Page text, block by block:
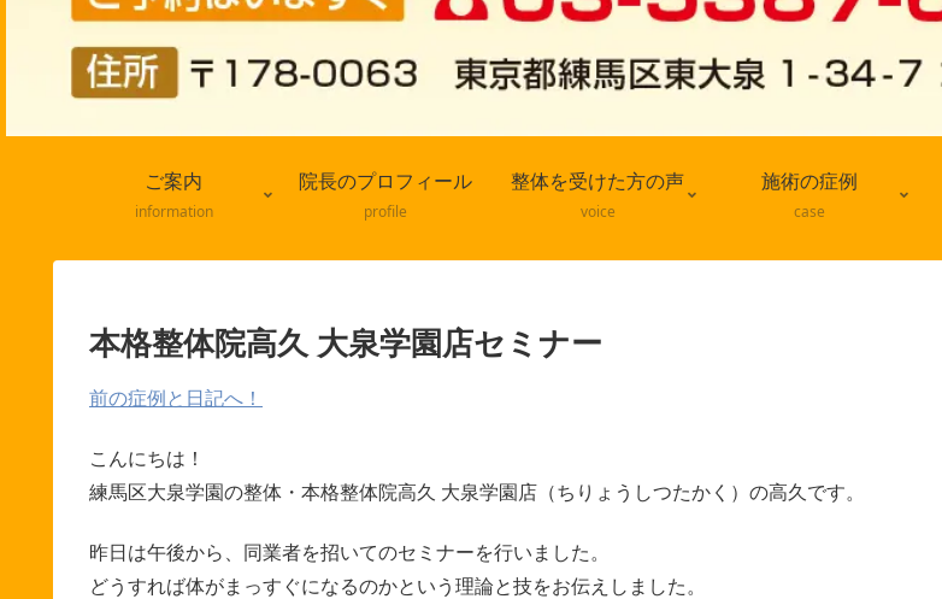
ご案内
information
院長のプロフィール
profile
整体を受けた方の声
voice
施術の症例
case
本格整体院高久 大泉学園店セミナー
前の症例と日記へ！
こんにちは！
練馬区大泉学園の整体・本格整体院高久 大泉学園店（ちりょうしつたかく）の高久です。
昨日は午後から、同業者を招いてのセミナーを行いました。
どうすれば体がまっすぐになるのかという理論と技をお伝えしました。